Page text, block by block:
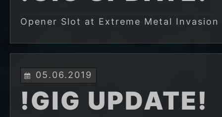
Opener Slot at Extreme Metal
05.06.2019
!GIG UPDATE!